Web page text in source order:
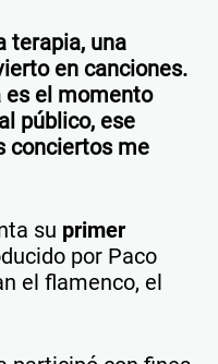
terapia, una
en canciones.
es el momento
público, ese
conciertos me
su primer
por Paco
el flamenco, el